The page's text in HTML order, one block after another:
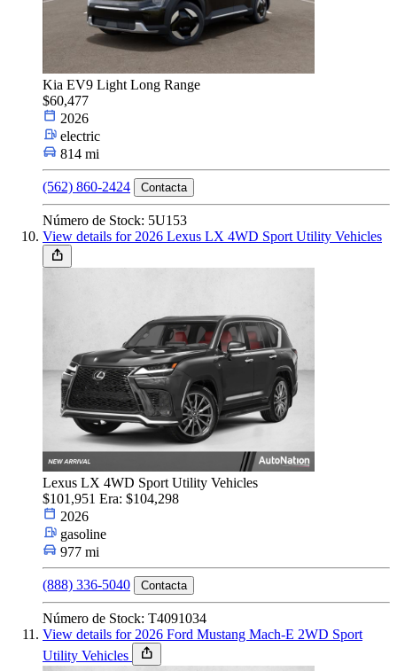
Kia EV9 Light Long Range
$60,477
2026
electric
814 mi
(562) 860-2424 Contacta
Número de Stock: 5U153
View details for 2026 Lexus LX 4WD Sport Utility Vehicles
Lexus LX 4WD Sport Utility Vehicles
$101,951 Era: $104,298
2026
gasoline
977 mi
(888) 336-5040 Contacta
Número de Stock: T4091034
View details for 2026 Ford Mustang Mach-E 2WD Sport
Utility Vehicles